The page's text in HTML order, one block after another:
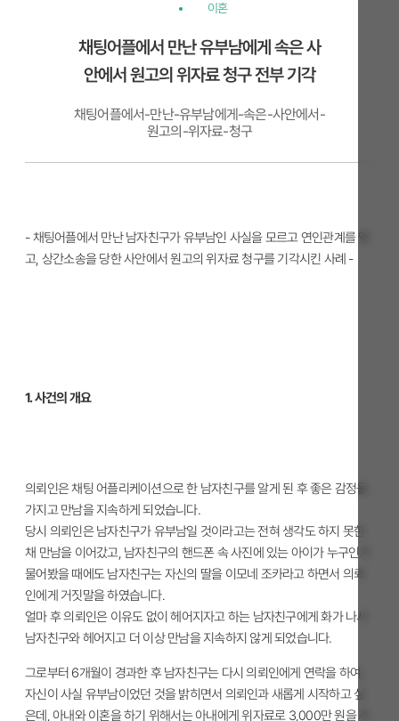
이혼
채팅어플에서 만난 유부남에게 속은 사
안에서 원고의 위자료 청구 전부 기각
채팅어플에서-만난-유부남에게-속은-사안에서-
원고의-위자료-청구
- 채팅어플에서 만난 남자친구가 유부남인 사실을 모르고 연인관계를 맺
고, 상간소송을 당한 사안에서 원고의 위자료 청구를 기각시킨 사례 -
1. 사건의 개요
의뢰인은 채팅 어플리케이션으로 한 남자친구를 알게 된 후 좋은 감정을
가지고 만남을 지속하게 되었습니다.
당시 의뢰인은 남자친구가 유부남일 것이라고는 전혀 생각도 하지 못한
채 만남을 이어갔고, 남자친구의 핸드폰 속 사진에 있는 아이가 누구인지
물어봤을 때에도 남자친구는 자신의 딸을 이모네 조카라고 하면서 의뢰
인에게 거짓말을 하였습니다.
얼마 후 의뢰인은 이유도 없이 헤어지자고 하는 남자친구에게 화가 나서
남자친구와 헤어지고 더 이상 만남을 지속하지 않게 되었습니다.
그로부터 6개월이 경과한 후 남자친구는 다시 의뢰인에게 연락을 하여,
자신이 사실 유부남이었던 것을 밝히면서 의뢰인과 새롭게 시작하고 싶
은데, 아내와 이혼을 하기 위해서는 아내에게 위자료로 3,000만 원을 주